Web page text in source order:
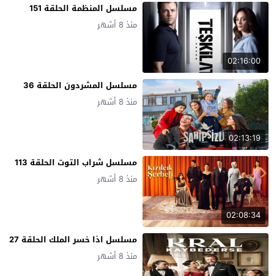
02:16:00
مسلسل المنظمة الحلقة 151
منذ 8 أشهر
02:13:19
مسلسل المشردون الحلقة 36
منذ 8 أشهر
02:08:34
مسلسل شراب التوت الحلقة 113
منذ 8 أشهر
مسلسل اذا خسر الملك الحلقة 27
منذ 8 أشهر